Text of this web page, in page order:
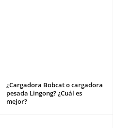
¿Cargadora Bobcat o cargadora
pesada Lingong? ¿Cuál es
mejor?